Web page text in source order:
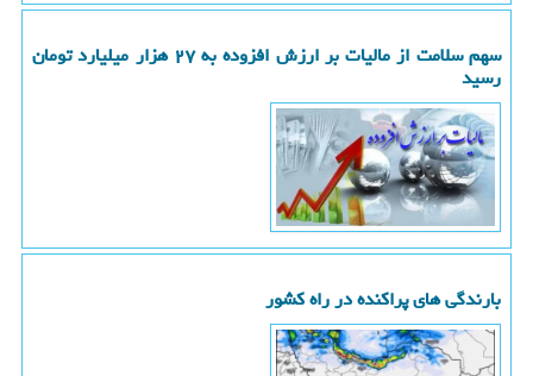
سهم سلامت از مالیات بر ارزش افزوده به ۲۷ هزار میلیارد تومان
رسید
بارندگی های پراکنده در راه کشور